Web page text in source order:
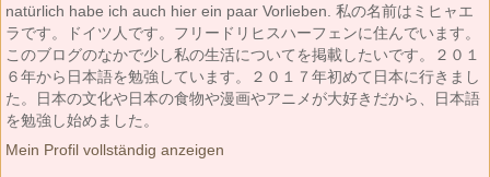
natürlich habe ich auch hier ein paar Vorlieben. 私の名前はミヒャエ
ラです。ドイツ人です。フリードリヒスハーフェンに住んでいます。
このブログのなかで少し私の生活についてを掲載したいです。２０１
６年から日本語を勉強しています。２０１７年初めて日本に行きまし
た。日本の文化や日本の食物や漫画やアニメが大好きだから、日本語
を勉強し始めました。
Mein Profil vollständig anzeigen